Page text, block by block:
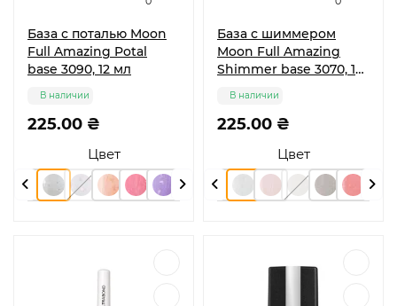
База с поталью Moon
Full Amazing Potal
base 3090, 12 мл
Цвет
225.00 ₴
В наличии
База с шиммером
Moon Full Amazing
Shimmer base 3070, 12
Цвет
225.00 ₴
В наличии